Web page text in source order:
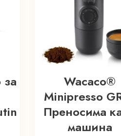
Wacaco®
Minipresso
Преносима
машина